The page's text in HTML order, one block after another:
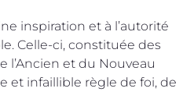
inspiration et à l’autorité
Celle-ci, constituée des
l’Ancien et du Nouveau
et infaillible règle de foi, de